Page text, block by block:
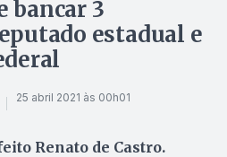
bancar 3
estadual e
25 abril 2021 às 00h01
Renato de Castro.